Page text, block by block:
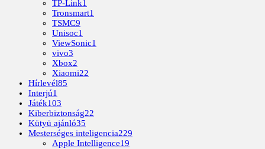
TP-Link1
Tronsmart1
TSMC9
Unisoc1
ViewSonic1
vivo3
Xbox2
Xiaomi22
Hírlevél85
Interjú1
Játék103
Kiberbiztonság22
Kütyü ajánló35
Mesterséges inteligencia229
Apple Intelligence19